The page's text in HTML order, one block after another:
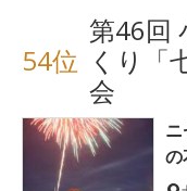
54位
第46回
くり「
会
の